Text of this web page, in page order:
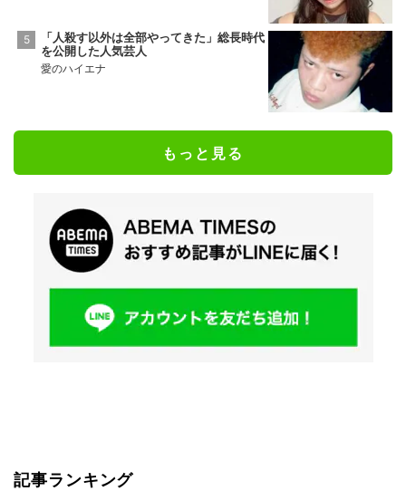
「人殺す以外は全部やってきた」総長時代
を公開した人気芸人
愛のハイエナ
もっと見る
記事ランキング